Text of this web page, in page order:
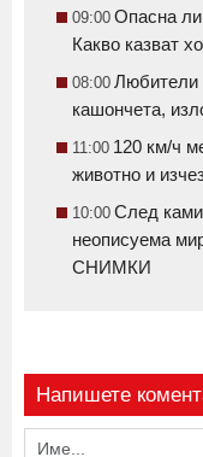
09:00 Опасна
Какво казват
08:00 Любители
кашончета,
11:00 120 км/ч
животно и
10:00 След
неописуема
СНИМКИ
Напишете